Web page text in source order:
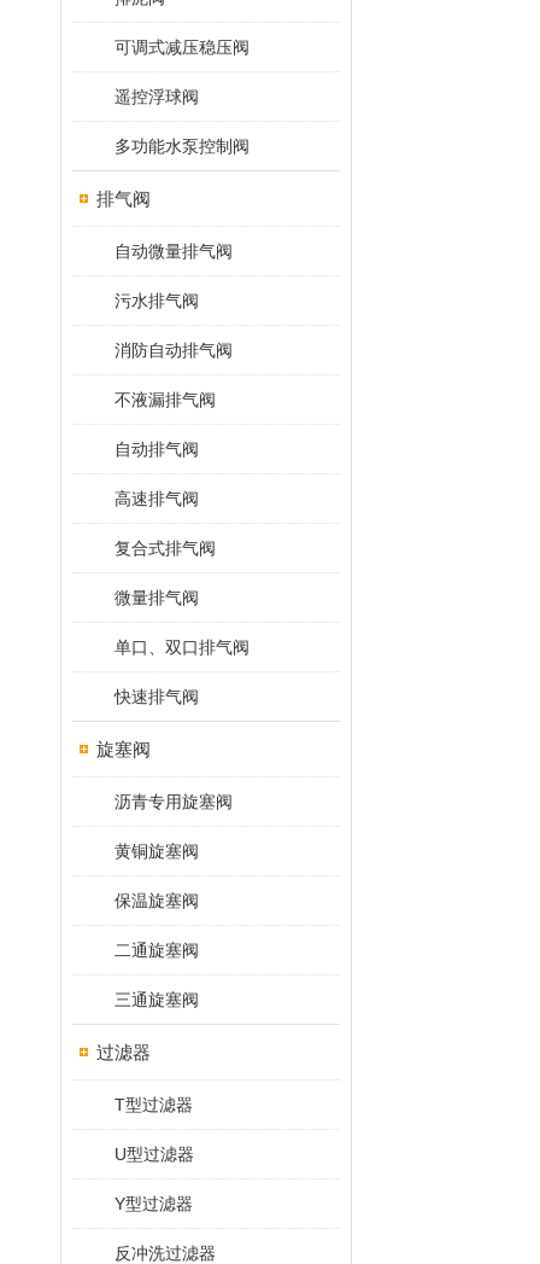
可调式减压稳压阀
遥控浮球阀
多功能水泵控制阀
排气阀
自动微量排气阀
污水排气阀
消防自动排气阀
不液漏排气阀
自动排气阀
高速排气阀
复合式排气阀
微量排气阀
单口、双口排气阀
快速排气阀
旋塞阀
沥青专用旋塞阀
黄铜旋塞阀
保温旋塞阀
二通旋塞阀
三通旋塞阀
过滤器
T型过滤器
U型过滤器
Y型过滤器
反冲洗过滤器